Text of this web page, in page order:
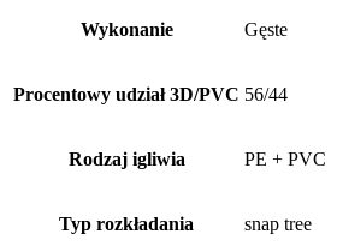
Wykonanie Gęste
Procentowy udział 3D/PVC 56/44
Rodzaj igliwia PE + PVC
Typ rozkładania snap tree